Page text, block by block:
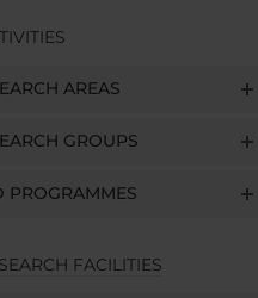
AREAS
GROUPS
PROGRAMMES
FACILITIES